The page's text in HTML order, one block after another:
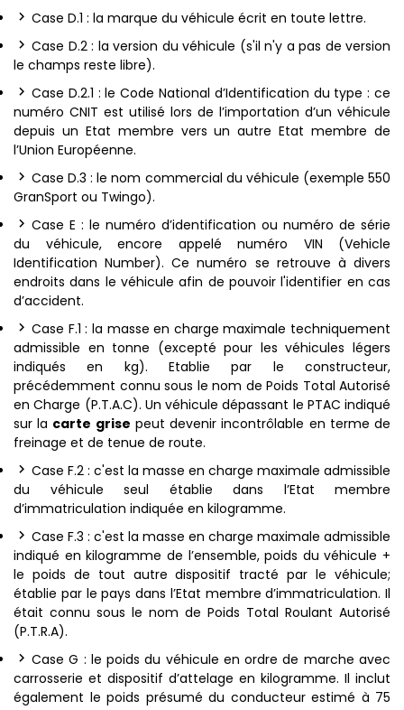
Case D.1 : la marque du véhicule écrit en toute lettre.
Case D.2 : la version du véhicule (s'il n'y a pas de version
le champs reste libre).
Case D.2.1 : le Code National d’Identification du type : ce
numéro CNIT est utilisé lors de l’importation d’un véhicule
depuis un Etat membre vers un autre Etat membre de
l’Union Européenne.
Case D.3 : le nom commercial du véhicule (exemple 550
GranSport ou Twingo).
Case E : le numéro d’identification ou numéro de série
du véhicule, encore appelé numéro VIN (Vehicle
Identification Number). Ce numéro se retrouve à divers
endroits dans le véhicule afin de pouvoir l'identifier en cas
d’accident.
Case F.1 : la masse en charge maximale techniquement
admissible en tonne (excepté pour les véhicules légers
indiqués en kg). Etablie par le constructeur,
précédemment connu sous le nom de Poids Total Autorisé
en Charge (P.T.A.C). Un véhicule dépassant le PTAC indiqué
sur la carte grise peut devenir incontrôlable en terme de
freinage et de tenue de route.
Case F.2 : c'est la masse en charge maximale admissible
du véhicule seul établie dans l’Etat membre
d’immatriculation indiquée en kilogramme.
Case F.3 : c'est la masse en charge maximale admissible
indiqué en kilogramme de l’ensemble, poids du véhicule +
le poids de tout autre dispositif tracté par le véhicule;
établie par le pays dans l’Etat membre d’immatriculation. Il
était connu sous le nom de Poids Total Roulant Autorisé
(P.T.R.A).
Case G : le poids du véhicule en ordre de marche avec
carrosserie et dispositif d’attelage en kilogramme. Il inclut
également le poids présumé du conducteur estimé à 75